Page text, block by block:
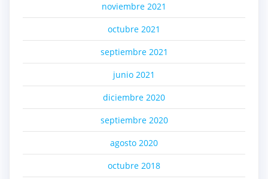
noviembre 2021
octubre 2021
septiembre 2021
junio 2021
diciembre 2020
septiembre 2020
agosto 2020
octubre 2018